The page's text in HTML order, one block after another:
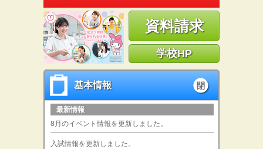
資料請求
学校HP
基本情報
基本情報
最新情報
8月のイベント情報を更新しました。
入試情報を更新しました。